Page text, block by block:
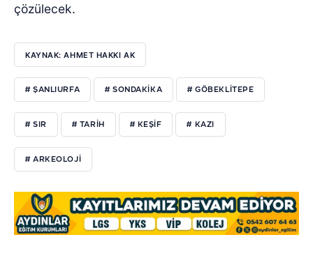
çözülecek.
KAYNAK: AHMET HAKKI AK
# ŞANLIURFA # SONDAKIKA # GÖBEKLITEPE
# SIR # TARIH # KEŞIF # KAZI
# ARKEOLOJI